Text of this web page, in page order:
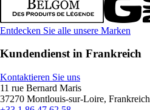
Entdecken Sie alle unsere Marken
Kundendienst in Frankreich
Kontaktieren Sie uns
11 rue Bernard Maris
37270 Montlouis-sur-Loire, Frankreich